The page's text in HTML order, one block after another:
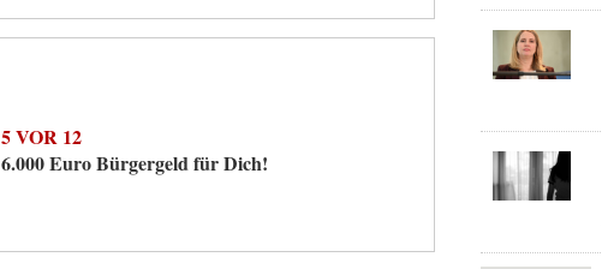
5 VOR 12
6.000 Euro Bürgergeld für Dich!